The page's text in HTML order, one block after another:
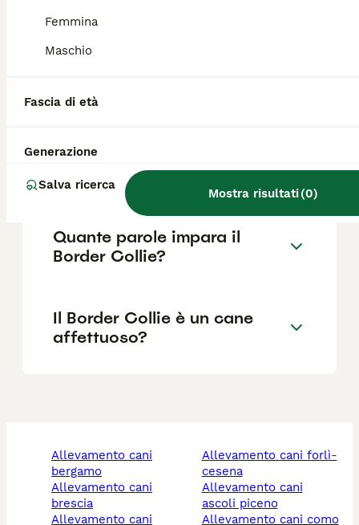
Femmina
Maschio
Fascia di età
Generazione
Salva ricerca
Mostra risultati(0)
dell'allevatore e la posizione.
Border Collie?
Per chi è adatto un Border
Collie?
Quante parole impara il
Border Collie?
Il Border Collie è un cane
affettuoso?
allevamento cani
bergamo
allevamento cani
brescia
allevamento cani
allevamento cani forlì-
cesena
allevamento cani
ascoli piceno
allevamento cani como